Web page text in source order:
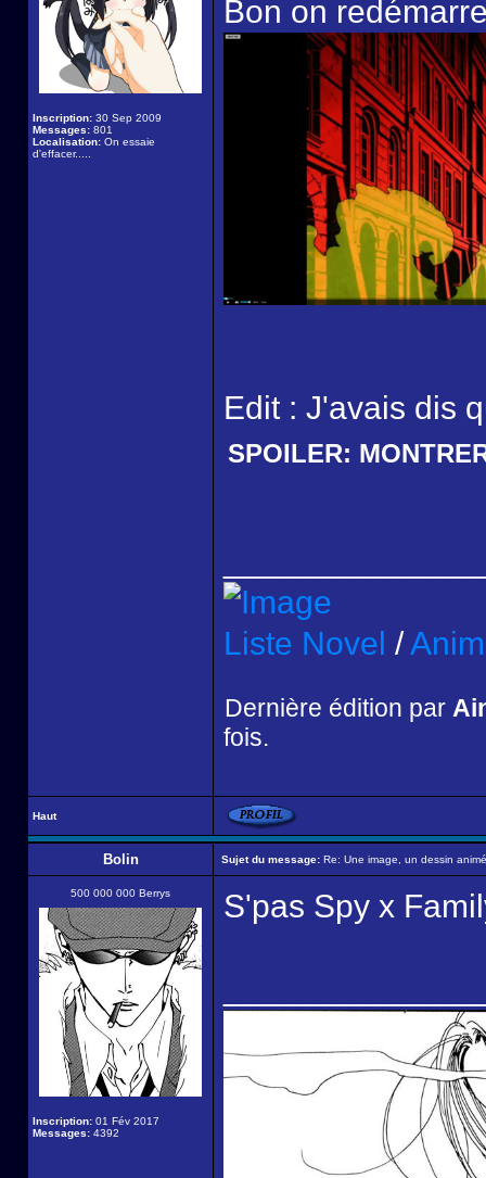
Inscription: 30 Sep 2009
Messages: 801
Localisation: On essaie
d'effacer.....
Bon on
Edit : J'avais dis
SPOILER:
Liste Novel /
Dernière édition par
fois.
Haut
Bolin Sujet du message: Re: Une image, un dessin
500 000 000 Berrys
Inscription: 01 Fév 2017
Messages: 4392
S'pas Spy x